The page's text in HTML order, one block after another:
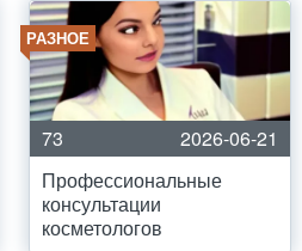
РАЗНОЕ
73
2026-06-21
Профессиональные
консультации
косметологов